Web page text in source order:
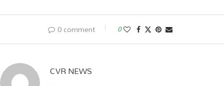
0 comment 0
CVR NEWS